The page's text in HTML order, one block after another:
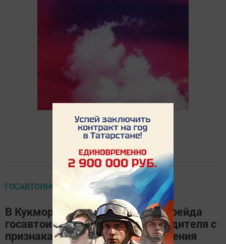
ГОСАВТОИНСПЕКЦИЯ СООБЩАЕТ
В Кукморском районе во время рейда
госавтоинспекторы выявили водителя с
признаками алкогольного опьянения